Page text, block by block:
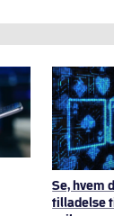
Se, hvem
tilladelse